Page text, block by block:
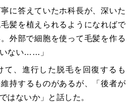
に答えていたホ科長が、深いた
髪を植えられるようになればで
外部で細胞を使って毛髪を作る
ない……」
て、進行した脱毛を回復するも
持するものがあるが、「後者が
はないか」と話した。